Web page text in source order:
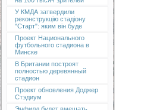
У КМДА затвердили
реконструкцію стадіону
"Старт": яким він буде
Проект Национального
футбольного стадиона в
Минске
В Британии построят
полностью деревянный
стадион
Проект обновления Доджер
Стэдиум